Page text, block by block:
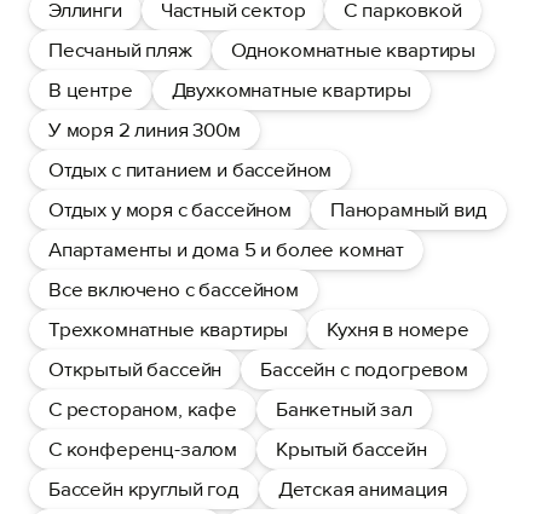
Эллинги
Частный сектор
С парковкой
Песчаный пляж
Однокомнатные квартиры
В центре
Двухкомнатные квартиры
У моря 2 линия 300м
Отдых с питанием и бассейном
Отдых у моря с бассейном
Панорамный вид
Апартаменты и дома 5 и более комнат
Все включено с бассейном
Трехкомнатные квартиры
Кухня в номере
Открытый бассейн
Бассейн с подогревом
С рестораном, кафе
Банкетный зал
С конференц-залом
Крытый бассейн
Бассейн круглый год
Детская анимация